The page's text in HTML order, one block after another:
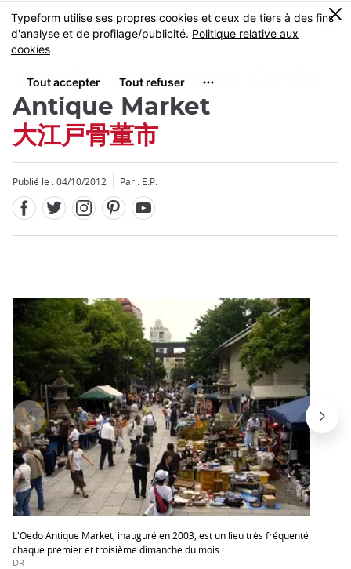
Skip
to
main
MENU
0
Marché aux puces Oedo
Antique Market
大江戸骨董市
Publié le : 04/10/2012 Par : E.P.
L'Oedo Antique Market, inauguré en 2003, est un lieu très fréquenté
chaque premier et troisième dimanche du mois.
DR
Fermer